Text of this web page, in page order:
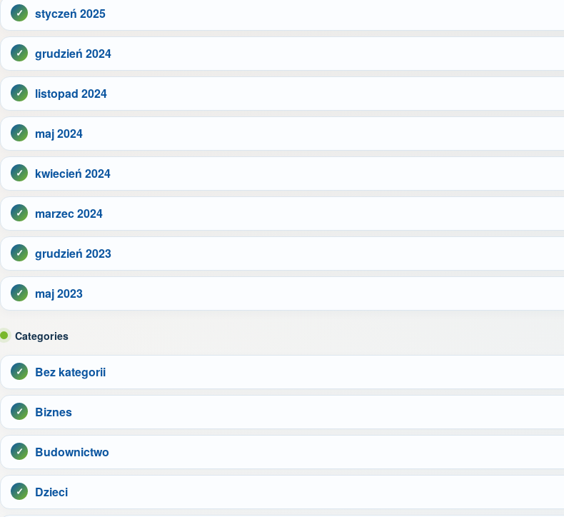
styczeń 2025
grudzień 2024
listopad 2024
maj 2024
kwiecień 2024
marzec 2024
grudzień 2023
maj 2023
Categories
Bez kategorii
Biznes
Budownictwo
Dzieci